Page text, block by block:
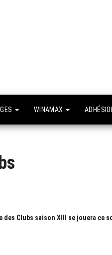
Paris
WINAMAX
Clubs saison XIII se jouera ce